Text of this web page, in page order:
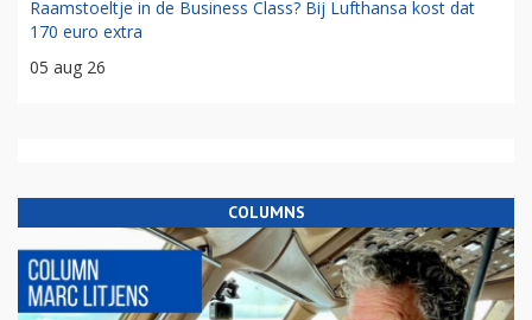
Raamstoeltje in de Business Class? Bij Lufthansa kost dat
170 euro extra
05 aug 26
COLUMNS